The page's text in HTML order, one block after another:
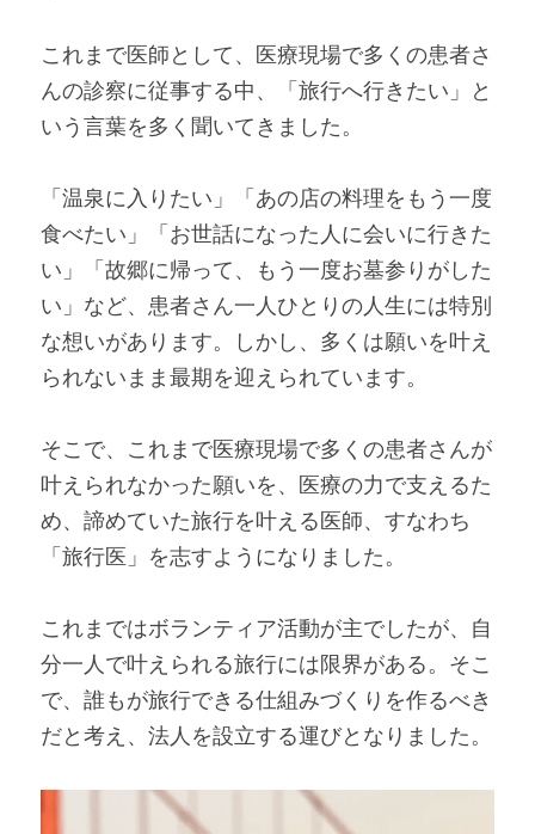
これまで医師として、医療現場で多くの患者さ
んの診察に従事する中、「旅行へ行きたい」と
いう言葉を多く聞いてきました。
「温泉に入りたい」「あの店の料理をもう一度
食べたい」「お世話になった人に会いに行きた
い」「故郷に帰って、もう一度お墓参りがした
い」など、患者さん一人ひとりの人生には特別
な想いがあります。しかし、多くは願いを叶え
られないまま最期を迎えられています。
そこで、これまで医療現場で多くの患者さんが
叶えられなかった願いを、医療の力で支えるた
め、諦めていた旅行を叶える医師、すなわち
「旅行医」を志すようになりました。
これまではボランティア活動が主でしたが、自
分一人で叶えられる旅行には限界がある。そこ
で、誰もが旅行できる仕組みづくりを作るべき
だと考え、法人を設立する運びとなりました。